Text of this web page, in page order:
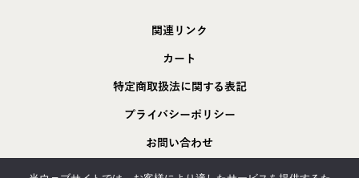
関連リンク
カート
特定商取扱法に関する表記
プライバシーポリシー
お問い合わせ
採用情報